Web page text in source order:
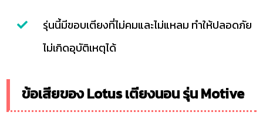
รุ่นนี้มีขอบเตียงที่ไม่คมและไม่แหลม ทำให้ปลอดภัย
ไม่เกิดอุบัติเหตุได้
ข้อเสียของ Lotus เตียงนอน รุ่น Motive